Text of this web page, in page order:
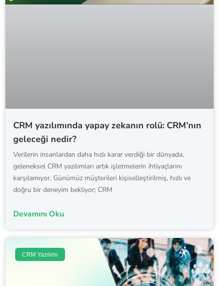
CRM yazılımında yapay zekanın rolü: CRM’nın
geleceği nedir?
Verilerin insanlardan daha hızlı karar verdiği bir dünyada,
geleneksel CRM yazılımları artık işletmelerin ihtiyaçlarını
karşılamıyor. Günümüz müşterileri kişiselleştirilmiş, hızlı ve
doğru bir deneyim bekliyor; CRM
Devamını Oku
CRM Yazılımı